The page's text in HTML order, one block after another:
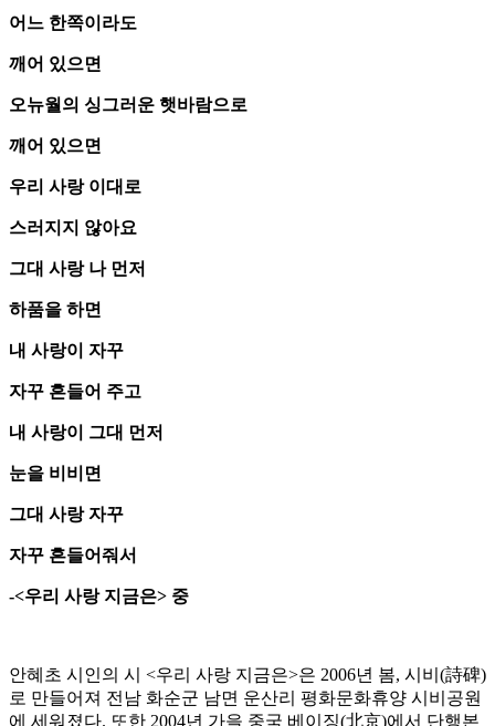
어느 한쪽이라도
깨어 있으면
오뉴월의 싱그러운 햇바람으로
깨어 있으면
우리 사랑 이대로
스러지지 않아요
그대 사랑 나 먼저
하품을 하면
내 사랑이 자꾸
자꾸 흔들어 주고
내 사랑이 그대 먼저
눈을 비비면
그대 사랑 자꾸
자꾸 흔들어줘서
-<우리 사랑 지금은> 중
안혜초 시인의 시 <우리 사랑 지금은>은 2006년 봄, 시비(詩碑)
로 만들어져 전남 화순군 남면 운산리 평화문화휴양 시비공원
에 세워졌다. 또한 2004년 가을 중국 베이징(北京)에서 단행본